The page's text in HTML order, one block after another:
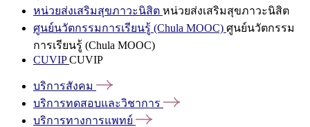
หน่วยส่งเสริมสุขภาวะนิสิต หน่วยส่งเสริมสุขภาวะนิสิต
ศูนย์นวัตกรรมการเรียนรู้ (Chula MOOC) ศูนย์นวัตกรรม
การเรียนรู้ (Chula MOOC)
CUVIPCUVIP
บริการสังคม
บริการทดสอบและวิชาการ
บริการทางการแพทย์